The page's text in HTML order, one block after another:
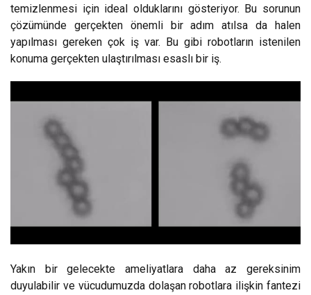
temizlenmesi için ideal olduklarını gösteriyor. Bu sorunun
çözümünde gerçekten önemli bir adım atılsa da halen
yapılması gereken çok iş var. Bu gibi robotların istenilen
konuma gerçekten ulaştırılması esaslı bir iş.
Yakın bir gelecekte ameliyatlara daha az gereksinim
duyulabilir ve vücudumuzda dolaşan robotlara ilişkin fantezi